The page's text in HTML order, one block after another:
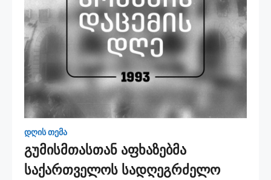
დღის თემა
გუმისმთასთან აფხაზებმა
საქართველოს სადღეგრძელო